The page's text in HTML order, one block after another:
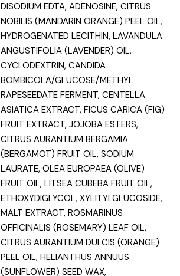
DISODIUM EDTA, ADENOSINE, CITRUS
NOBILIS (MANDARIN ORANGE) PEEL OIL,
HYDROGENATED LECITHIN, LAVANDULA
ANGUSTIFOLIA (LAVENDER) OIL,
CYCLODEXTRIN, CANDIDA
BOMBICOLA/GLUCOSE/METHYL
RAPESEEDATE FERMENT, CENTELLA
ASIATICA EXTRACT, FICUS CARICA (FIG)
FRUIT EXTRACT, JOJOBA ESTERS,
CITRUS AURANTIUM BERGAMIA
(BERGAMOT) FRUIT OIL, SODIUM
LAURATE, OLEA EUROPAEA (OLIVE)
FRUIT OIL, LITSEA CUBEBA FRUIT OIL,
ETHOXYDIGLYCOL, XYLITYLGLUCOSIDE,
MALT EXTRACT, ROSMARINUS
OFFICINALIS (ROSEMARY) LEAF OIL,
CITRUS AURANTIUM DULCIS (ORANGE)
PEEL OIL, HELIANTHUS ANNUUS
(SUNFLOWER) SEED WAX,